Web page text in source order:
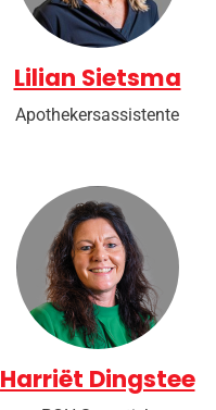
Lilian Sietsma
Apothekersassistente
Harriët Dingstee